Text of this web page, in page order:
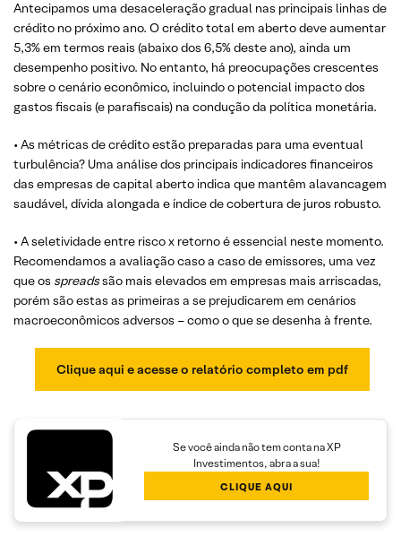
Antecipamos uma desaceleração gradual nas principais linhas de
crédito no próximo ano. O crédito total em aberto deve aumentar
5,3% em termos reais (abaixo dos 6,5% deste ano), ainda um
desempenho positivo. No entanto, há preocupações crescentes
sobre o cenário econômico, incluindo o potencial impacto dos
gastos fiscais (e parafiscais) na condução da política monetária.
• As métricas de crédito estão preparadas para uma eventual
turbulência? Uma análise dos principais indicadores financeiros
das empresas de capital aberto indica que mantêm alavancagem
saudável, dívida alongada e índice de cobertura de juros robusto.
• A seletividade entre risco x retorno é essencial neste momento.
Recomendamos a avaliação caso a caso de emissores, uma vez
que os spreadssão mais elevados em empresas mais arriscadas,
porém são estas as primeiras a se prejudicarem em cenários
macroeconômicos adversos – como o que se desenha à frente.
Clique aqui e acesse o relatório completo em pdf
Se você ainda não tem conta na XP
Investimentos, abra a sua!
CLIQUE AQUI